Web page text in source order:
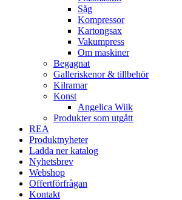
Såg
Kompressor
Kartongsax
Vakumpress
Om maskiner
Begagnat
Galleriskenor & tillbehör
Kilramar
Konst
Angelica Wiik
Produkter som utgått
REA
Produktnyheter
Ladda ner katalog
Nyhetsbrev
Webshop
Offertförfrågan
Kontakt